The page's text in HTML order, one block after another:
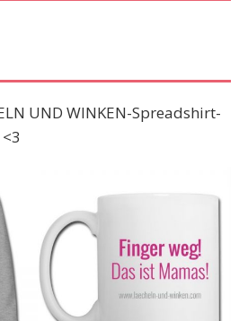
UND WINKEN-Spreadshirt-